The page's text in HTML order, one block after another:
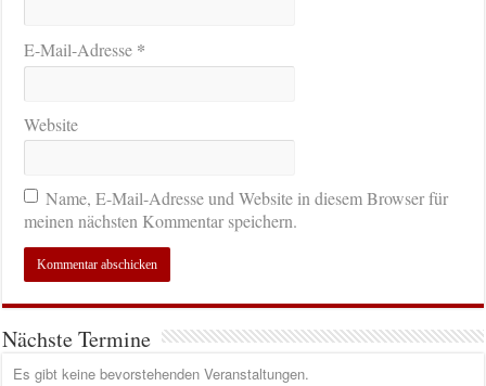
E-Mail-Adresse *
Website
Name, E-Mail-Adresse und Website in diesem Browser für
meinen nächsten Kommentar speichern.
Nächste Termine
Es gibt keine bevorstehenden Veranstaltungen.